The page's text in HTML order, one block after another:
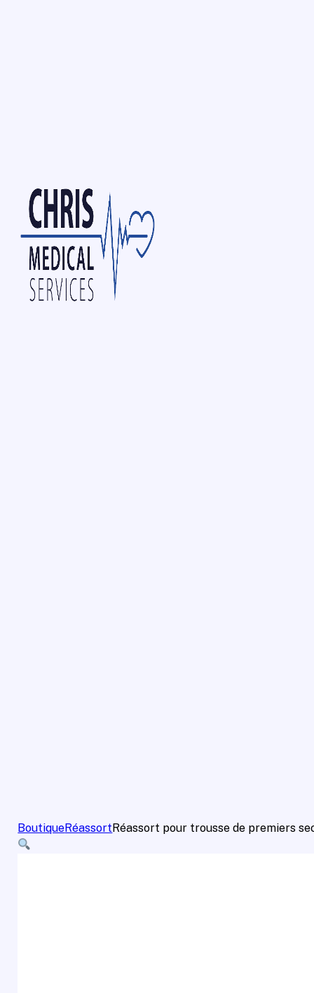
BoutiqueRéassortRéassort pour trousse de premiers